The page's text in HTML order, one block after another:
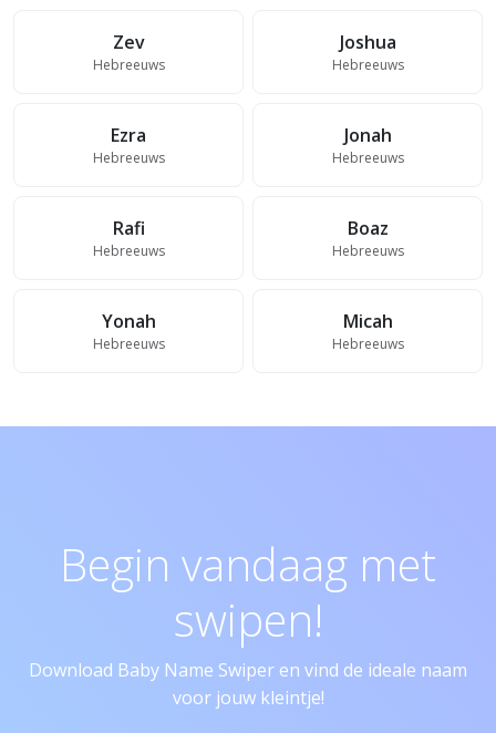
Zev
Hebreeuws
Joshua
Hebreeuws
Ezra
Hebreeuws
Jonah
Hebreeuws
Rafi
Hebreeuws
Boaz
Hebreeuws
Yonah
Hebreeuws
Micah
Hebreeuws
Begin vandaag met
swipen!
Download Baby Name Swiper en vind de ideale naam
voor jouw kleintje!